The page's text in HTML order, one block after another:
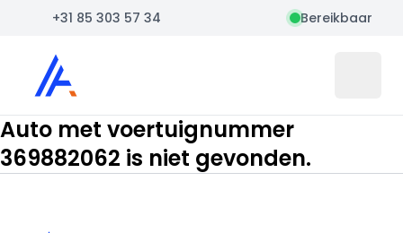
+31 85 303 57 34 Bereikbaar
Auto Atlas
Auto met voertuignummer
369882062 is niet gevonden.